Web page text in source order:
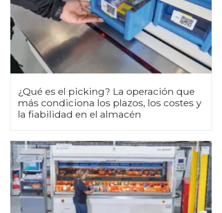
¿Qué es el picking? La operación que
más condiciona los plazos, los costes y
la fiabilidad en el almacén